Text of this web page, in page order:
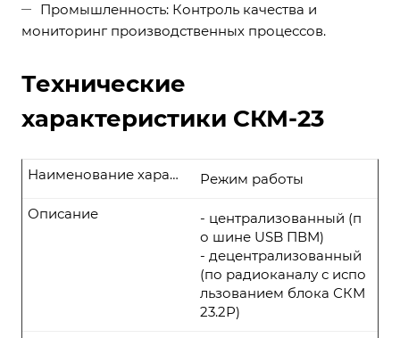
Промышленность: Контроль качества и
мониторинг производственных процессов.
Технические
характеристики СКМ-23
Режим работы
Наименование характеристики
- централизованный (п
о шине USB ПВМ)
- децентрализованный
(по радиоканалу с испо
льзованием блока СКМ
23.2Р)
Описание